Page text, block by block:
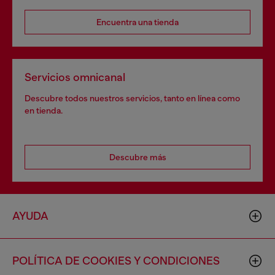
Encuentra una tienda
Servicios omnicanal
Descubre todos nuestros servicios, tanto en línea como
en tienda.
Descubre más
AYUDA
POLÍTICA DE COOKIES Y CONDICIONES